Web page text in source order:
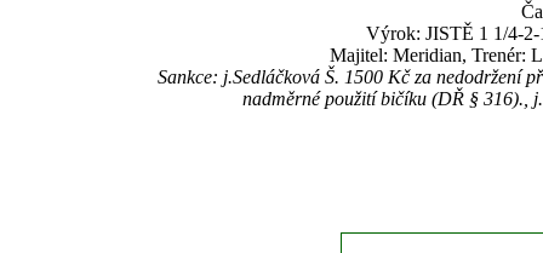
Výrok: JISTĚ 1 1/4-2-
Majitel: Meridian, Trenér:
Sankce: j.Sedláčková Š. 1500 Kč za nedodržení
nadměrné použití bičíku (DŘ § 316).,